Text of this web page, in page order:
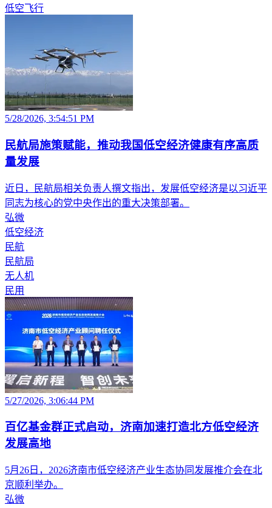
低空飞行
5/28/2026, 3:54:51 PM
民航局施策赋能，推动我国低空经济健康有序高质
量发展
近日，民航局相关负责人撰文指出，发展低空经济是以习近平
同志为核心的党中央作出的重大决策部署。
弘微
低空经济
民航
民航局
无人机
民用
5/27/2026, 3:06:44 PM
百亿基金群正式启动，济南加速打造北方低空经济
发展高地
5月26日，2026济南市低空经济产业生态协同发展推介会在北
京顺利举办。
弘微